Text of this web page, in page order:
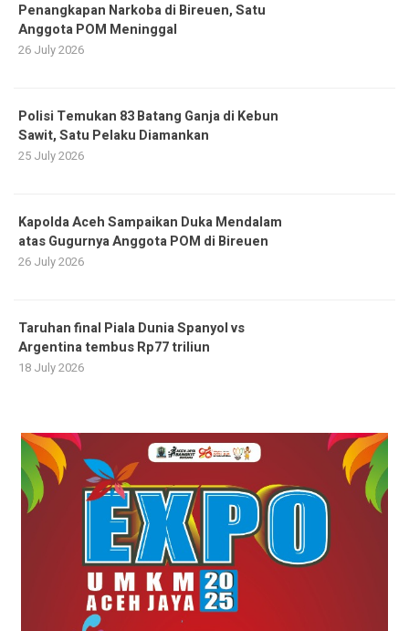
Penangkapan Narkoba di Bireuen, Satu
Anggota POM Meninggal
26 July 2026
Polisi Temukan 83 Batang Ganja di Kebun
Sawit, Satu Pelaku Diamankan
25 July 2026
Kapolda Aceh Sampaikan Duka Mendalam
atas Gugurnya Anggota POM di Bireuen
26 July 2026
Taruhan final Piala Dunia Spanyol vs
Argentina tembus Rp77 triliun
18 July 2026